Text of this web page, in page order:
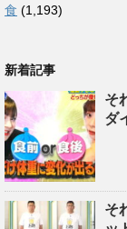
食 (1,193)
新着記事
そ
ダ
そ